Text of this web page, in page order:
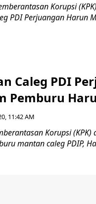
Korupsi
PDI Perjuangan Harun
Caleg PDI
Pemburu
11:42 AM
Korupsi
mantan caleg PDIP,